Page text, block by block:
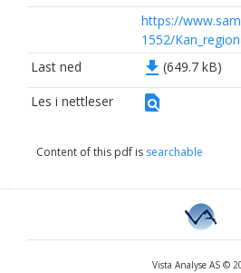
https://
1552/
Last ned
file_download (649.7 kB)
Les i nettleser
find_in_page
Content of this pdf is searchable
Vista Analyse AS ©